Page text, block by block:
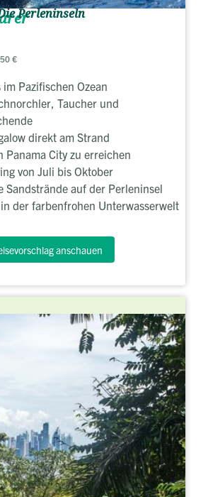
Perleninseln
€
Pazifischen Ozean
Taucher und
direkt am Strand
Panama City zu erreichen
von Juli bis Oktober
Sandstrände auf der Perleninsel
der farbenfrohen Unterwasserwelt
anschauen